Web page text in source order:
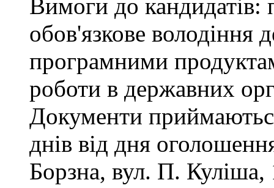
Вимоги до кандидатів:
обов'язкове
програмними
роботи в державних
Документи
днів від дня
Борзна, вул. П. Куліша,